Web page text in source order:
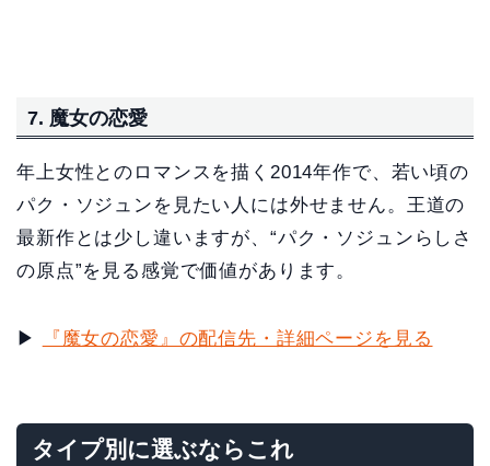
7. 魔女の恋愛
年上女性とのロマンスを描く2014年作で、若い頃の
パク・ソジュンを見たい人には外せません。王道の
最新作とは少し違いますが、“パク・ソジュンらしさ
の原点”を見る感覚で価値があります。
▶ 『魔女の恋愛』の配信先・詳細ページを見る
タイプ別に選ぶならこれ